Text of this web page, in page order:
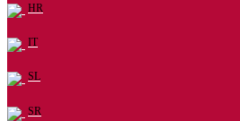
HR
IT
SL
SR